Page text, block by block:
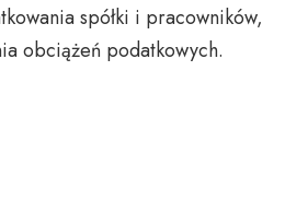
spółki i pracowników,
obciążeń podatkowych.